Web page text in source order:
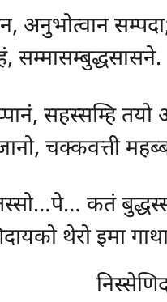
अनुभोत्वान
सम्मासम्बुद्धसासने.
सहस्सम्हि तयो
चक्कवत्ती
कतं
थेरो इमा